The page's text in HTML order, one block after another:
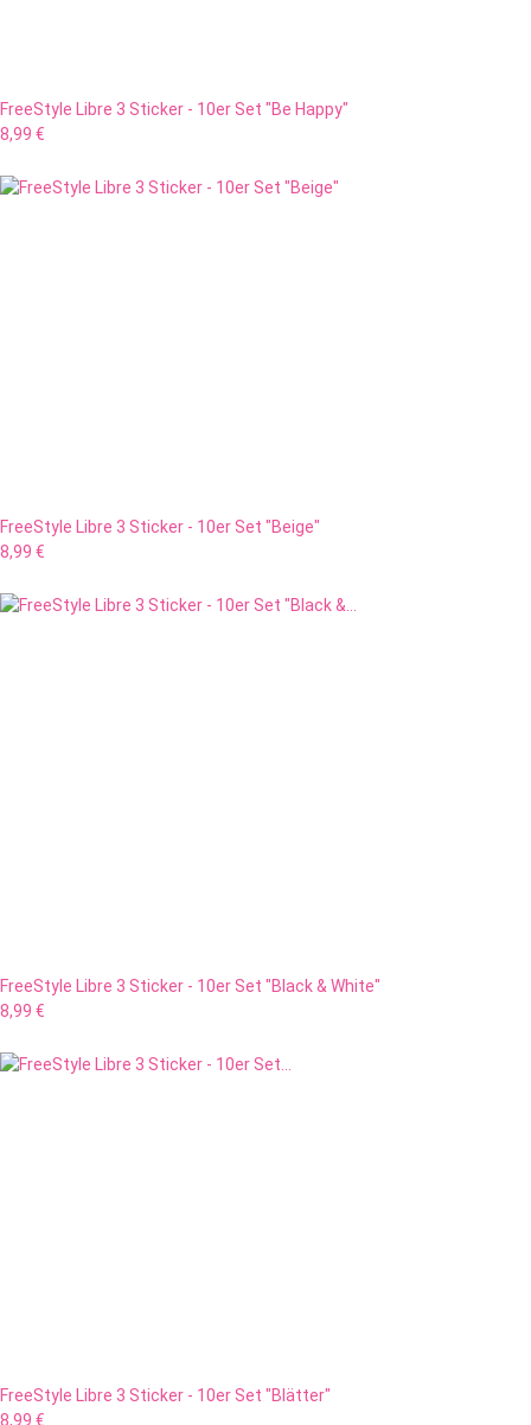
FreeStyle Libre 3 Sticker - 10er Set "Be Happy"
8,99 €
FreeStyle Libre 3 Sticker - 10er Set "Beige"
8,99 €
FreeStyle Libre 3 Sticker - 10er Set "Black & White"
8,99 €
FreeStyle Libre 3 Sticker - 10er Set "Blätter"
8,99 €